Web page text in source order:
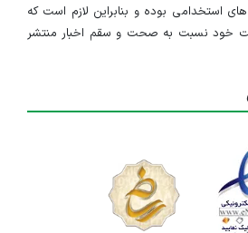
استخدامی بوده و بنابراین لازم است که
خود نسبت به صحت و سقم اخبار منتشر